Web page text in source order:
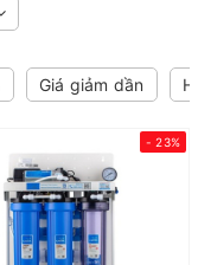
Giá giảm dần
- 23%